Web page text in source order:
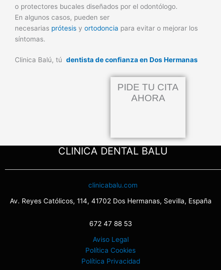
o protectores bucales diseñados por el odontólogo.
En algunos casos, pueden ser
necesarias prótesis y ortodoncia para evitar o mejorar los
síntomas.
Clinica Balú, tú dentista de confianza en Dos Hermanas
PIDE TU CITA
AHORA
CLINICA DENTAL BALU
clinicabalu.com
Av. Reyes Católicos, 114, 41702 Dos Hermanas, Sevilla, España
672 47 88 53
Aviso Legal
Política Cookies
Política Privacidad